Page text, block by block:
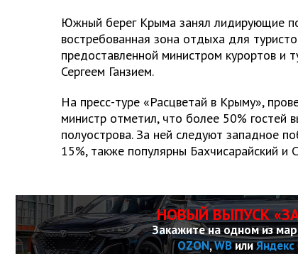
Южный берег Крыма занял лидирующие
востребованная зона отдыха для
предоставленной министром курортов и
Сергеем Ганзием.
На пресс-туре «Расцветай в Крыму»,
министр отметил, что более 50% гостей
полуострова. За ней следуют западное
15%, также популярны Бахчисарайский и
НОВЫЙ ВЫПУСК
Закажите на одном из
OZON,WBили